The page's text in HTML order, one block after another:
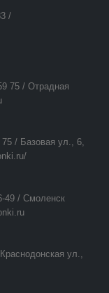
/
75 / Отрадная
/ Базовая ул., 6,
49 / Смоленск
ул.,